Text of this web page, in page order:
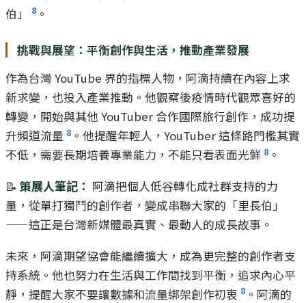
伯」
8 。
挑戰與展望：平衡創作與生活，推動產業發展
作為台灣 YouTube 界的指標人物，阿滴持續在內容上求
新求變，也投入產業推動。他觀察後疫情時代觀眾喜好的
轉變，開始與其他 YouTuber 合作國際旅行創作，成功提
升頻道流量 8 。他提醒年輕人，YouTuber 這條路門檻其實
不低，需要長期培養專業能力，不能只看表面光鮮 8 。
📝 策展人筆記： 阿滴把個人低谷轉化成社群支持的力
量，從單打獨鬥的創作者，變成串聯大家的「里長伯」
——這正是台灣新媒體最真實、最動人的成長故事。
未來，阿滴期望協會能繼續擴大，成為更完整的創作者支
持系統。他也努力在生活與工作間找到平衡，追求內心平
靜，提醒大家不要讓數據和流量綁架創作初衷 8 。阿滴的